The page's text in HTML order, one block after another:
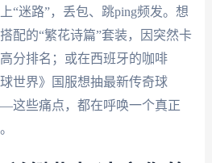
“迷路”，丢包、跳ping频发。想
配的“繁花诗篇”套装，因突然卡
分排名；或在西班牙的咖啡
世界》国服想抽最新传奇球
这些痛点，都在呼唤一个真正